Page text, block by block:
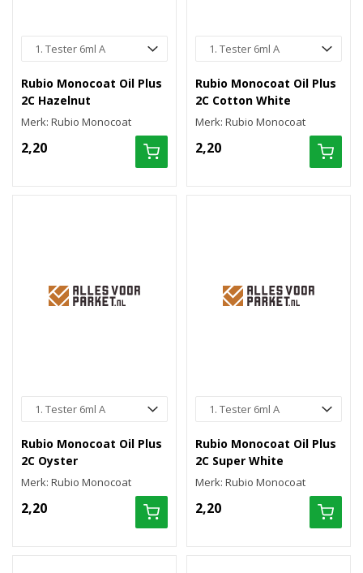
Rubio Monocoat Oil Plus
2C Hazelnut
Merk: Rubio Monocoat
2,20
Rubio Monocoat Oil Plus
2C Cotton White
Merk: Rubio Monocoat
2,20
Rubio Monocoat Oil Plus
2C Oyster
Merk: Rubio Monocoat
2,20
Rubio Monocoat Oil Plus
2C Super White
Merk: Rubio Monocoat
2,20